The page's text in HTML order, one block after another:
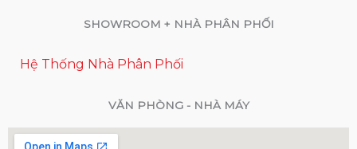
SHOWROOM + NHÀ PHÂN PHỐI
Hệ Thống Nhà Phân Phối
VĂN PHÒNG - NHÀ MÁY